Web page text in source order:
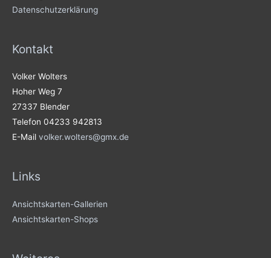
Datenschutzerklärung
Kontakt
Volker Wolters
Hoher Weg 7
27337 Blender
Telefon 04233 942813
E-Mail volker.wolters@gmx.de
Links
Ansichtskarten-Gallerien
Ansichtskarten-Shops